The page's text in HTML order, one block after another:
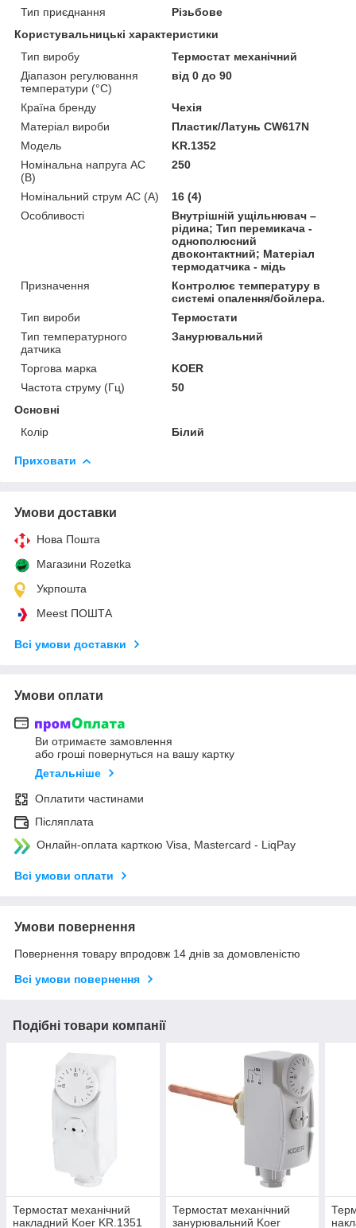
Тип приєднання
Різьбове
Користувальницькі характеристики
Тип виробу
Термостат механічний
Діапазон регулювання
температури (°C)
від 0 до 90
Країна бренду
Чехія
Матеріал вироби
Пластик/Латунь CW617N
Мoдель
KR.1352
Номінальна напруга AC
(В)
250
Номінальний струм AC (A)
16 (4)
Особливості
Внутрішній ущільнювач –
рідина; Тип перемикача -
однополюсний
двоконтактний; Матеріал
термодатчика - мідь
Призначення
Контролює температуру в
системі опалення/бойлера.
Тип вироби
Термостати
Тип температурного
датчика
Занурювальний
Торгова марка
KOER
Частота струму (Гц)
50
Основні
Колір
Білий
Приховати
Умови доставки
Нова Пошта
Магазини Rozetka
Укрпошта
Meest ПОШТА
Всі умови доставки
Умови оплати
Ви отримаєте замовлення
або гроші повернуться на вашу картку
Детальніше
Оплатити частинами
Післяплата
Онлайн-оплата карткою Visa, Mastercard - LiqPay
Всі умови оплати
Умови повернення
Повернення товару впродовж 14 днів за домовленістю
Всі умови повернення
Подібні товари компанії
Термостат механічний
накладний Koer KR.1351
Термостат механічний
занурювальний Koer